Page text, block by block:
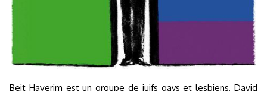
Beit Haverim est un groupe de juifs gays et lesbiens, David